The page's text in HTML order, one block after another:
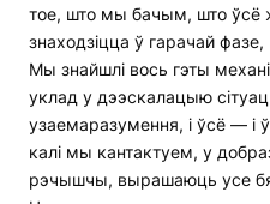
тое, што мы бачым, што ўсё
знаходзіцца ў гарачай
Мы знайшлі вось гэты
уклад у дээскалацыю
узаемаразумення, і ўсё — і
калі мы кантактуем, у
рэчышчы, вырашаюць усе